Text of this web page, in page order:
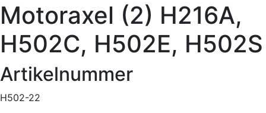
Motoraxel (2) H216A,
H502C, H502E, H502S
Artikelnummer
H502-22